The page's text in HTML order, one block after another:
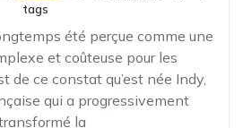
tags
été perçue comme une
et coûteuse pour les
de ce constat qu’est née Indy,
qui a progressivement
la